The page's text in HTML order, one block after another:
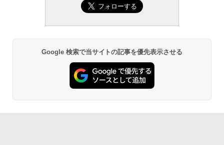
Google 検索で当サイトの記事を優先表示させる